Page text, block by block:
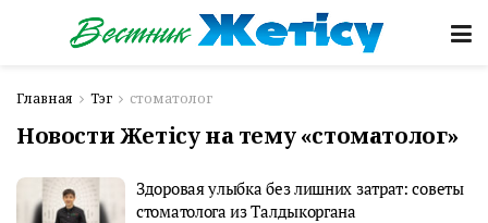
Главная Тэг стоматолог
Новости Жетісу на тему «стоматолог»
Здоровая улыбка без лишних затрат: советы
стоматолога из Талдыкоргана